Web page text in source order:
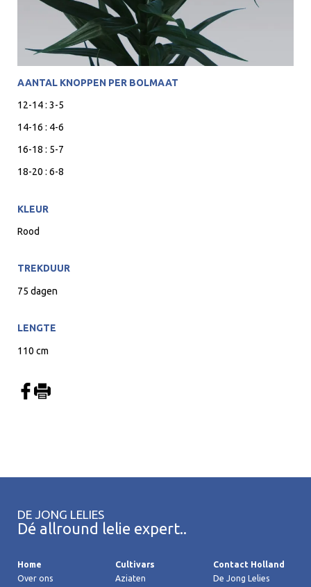
AANTAL KNOPPEN PER BOLMAAT
12-14 : 3-5
14-16 : 4-6
16-18 : 5-7
18-20 : 6-8
KLEUR
Rood
TREKDUUR
75 dagen
LENGTE
110 cm
DE JONG LELIES
Dé allround lelie expert..
Home
Over ons
Cultivars
Aziaten
Contact Holland
De Jong Lelies